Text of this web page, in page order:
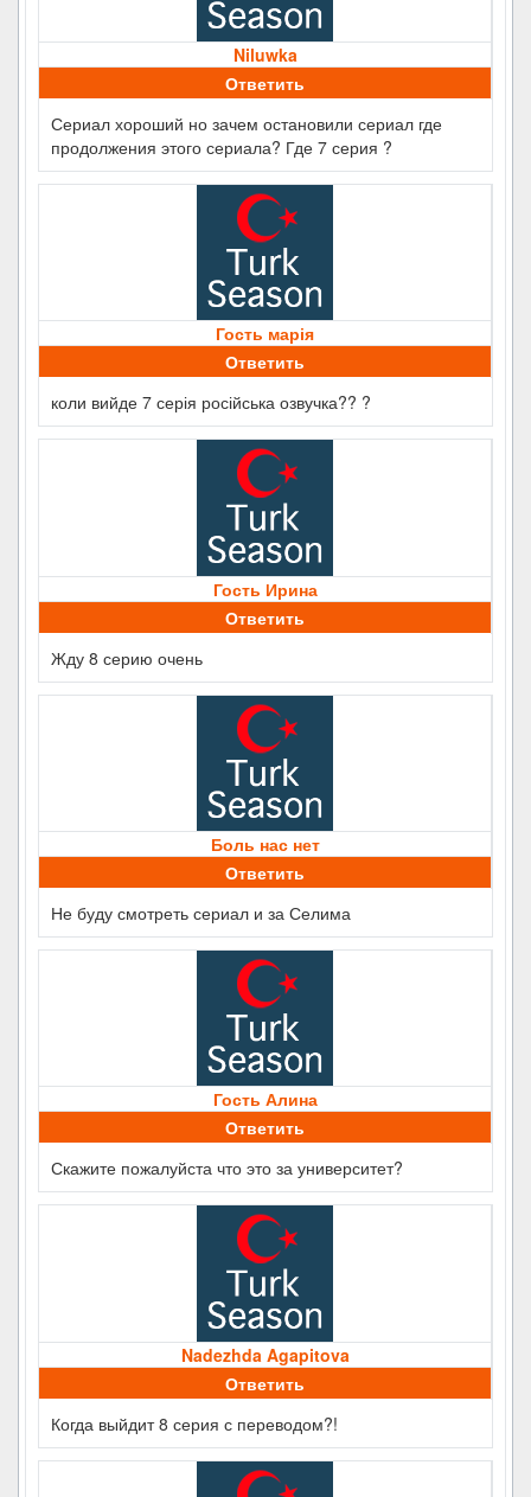
Niluwka
Ответить
Сериал хороший но зачем остановили сериал где
продолжения этого сериала? Где 7 серия ?
Гость марія
Ответить
коли вийде 7 серія російська озвучка?? ?
Гость Ирина
Ответить
Жду 8 серию очень
Боль нас нет
Ответить
Не буду смотреть сериал и за Селима
Гость Алина
Ответить
Скажите пожалуйста что это за университет?
Nadezhda Agapitova
Ответить
Когда выйдит 8 серия с переводом?!